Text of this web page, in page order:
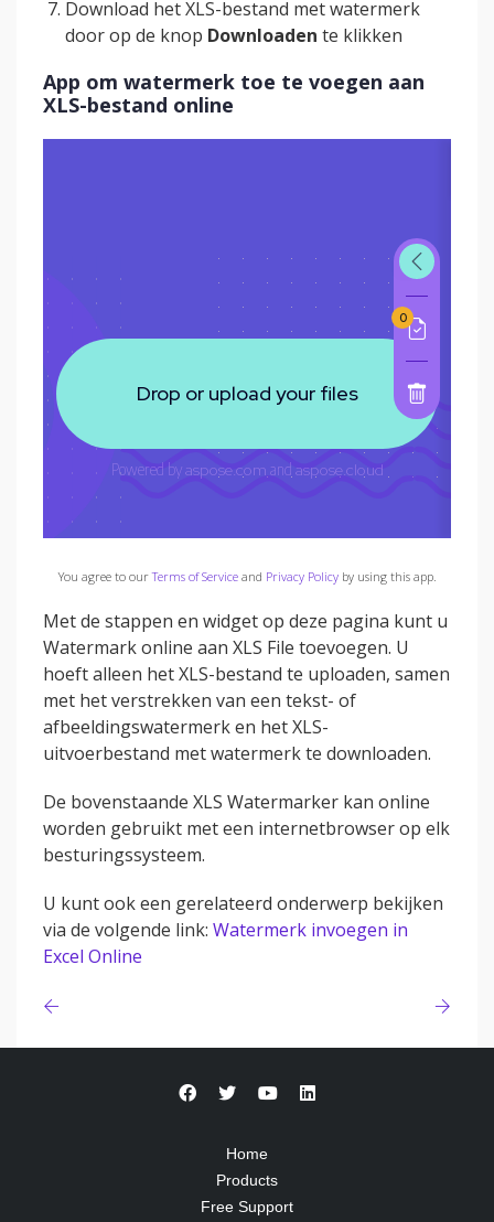
Download het XLS-bestand met watermerk
door op de knop Downloaden te klikken
App om watermerk toe te voegen aan
XLS-bestand online
You agree to ourTerms of Serviceand Privacy Policyby using this app.
Met de stappen en widget op deze pagina kunt u
Watermark online aan XLS File toevoegen. U
hoeft alleen het XLS-bestand te uploaden, samen
met het verstrekken van een tekst- of
afbeeldingswatermerk en het XLS-
uitvoerbestand met watermerk te downloaden.
De bovenstaande XLS Watermarker kan online
worden gebruikt met een internetbrowser op elk
besturingssysteem.
U kunt ook een gerelateerd onderwerp bekijken
via de volgende link: Watermerk invoegen in
Excel Online
Home
Products
Free Support